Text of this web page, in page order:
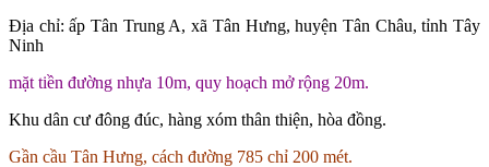
Địa chỉ: ấp Tân Trung A, xã Tân Hưng, huyện Tân Châu, tỉnh Tây
Ninh
mặt tiền đường nhựa 10m, quy hoạch mở rộng 20m.
Khu dân cư đông đúc, hàng xóm thân thiện, hòa đồng.
Gần cầu Tân Hưng, cách đường 785 chỉ 200 mét.